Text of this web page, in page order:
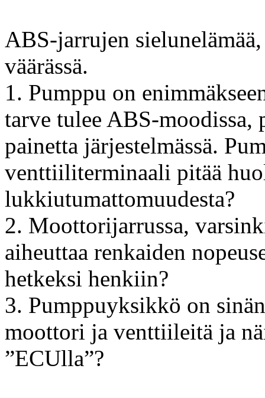
ABS-jarrujen
väärässä.
1. Pumppu on
tarve tulee ABS-moodissa,
painetta järjestelmässä.
venttiiliterminaali pitää
lukkiutumattomuudesta?
2. Moottorijarrussa,
aiheuttaa renkaiden
hetkeksi henkiin?
3. Pumppuyksikkö on
moottori ja venttiileitä ja
”ECUlla”?